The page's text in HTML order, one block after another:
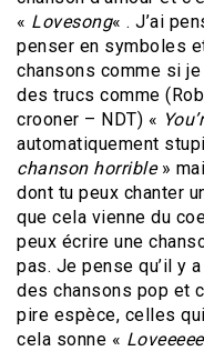
« Lovesong« . J’ai
penser en symboles
chansons comme si je
des trucs comme
crooner – NDT) «
automatiquement
chanson horrible»
dont tu peux chanter
que cela vienne du
peux écrire une
pas. Je pense qu’il y
des chansons pop et
pire espèce, celles
cela sonne « Loveeeee